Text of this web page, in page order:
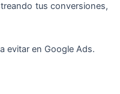
tus conversiones,
evitar en Google Ads.